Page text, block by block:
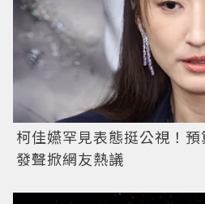
柯佳嬿罕見表態挺公視！
發聲掀網友熱議